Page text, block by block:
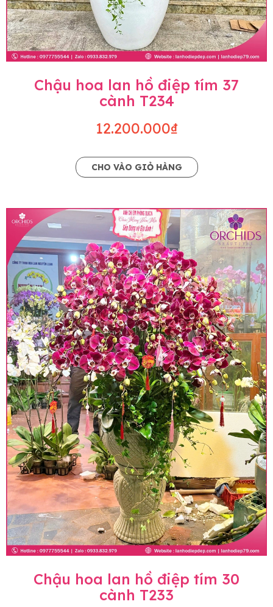
Chậu hoa lan hồ điệp tím 37
cành T234
12.200.000₫
CHO VÀO GIỎ HÀNG
Chậu hoa lan hồ điệp tím 30
cành T233